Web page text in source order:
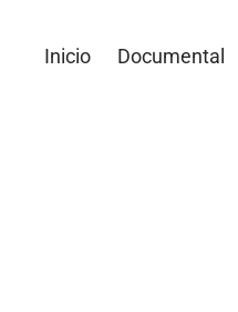
Inicio Documental